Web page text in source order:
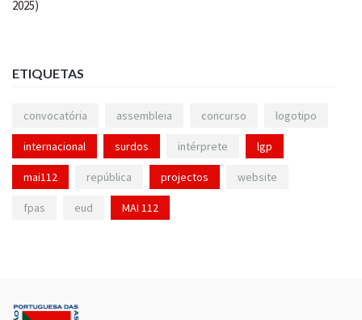
ETIQUETAS
convocatória assembleia concurso logotipo
internacional surdos intérprete lgp
mai112 república projectos website
fpas eud MAI 112